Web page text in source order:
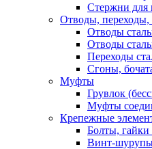
Стержни для
Отводы, переходы,
Отводы
Отводы
Переходы
Сгоны,
Муфты
Грувлок
Муфты
Крепежные
Болты,
Винт-